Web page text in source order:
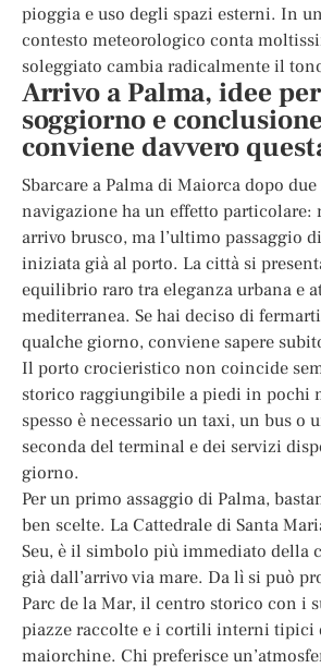
pioggia e uso degli spazi esterni. In
contesto meteorologico conta
soleggiato cambia radicalmente il
Arrivo a Palma, idee
soggiorno e
conviene davvero
Sbarcare a Palma di Maiorca dopo
navigazione ha un effetto particolare:
arrivo brusco, ma l’ultimo passaggio
iniziata già al porto. La città si
equilibrio raro tra eleganza urbana e
mediterranea. Se hai deciso di
qualche giorno, conviene sapere
Il porto crocieristico non coincide
storico raggiungibile a piedi in pochi
spesso è necessario un taxi, un bus o
seconda del terminal e dei servizi
giorno.
Per un primo assaggio di Palma,
ben scelte. La Cattedrale di Santa
Seu, è il simbolo più immediato della
già dall’arrivo via mare. Da lì si può
Parc de la Mar, il centro storico con i
piazze raccolte e i cortili interni tipici
maiorchine. Chi preferisce